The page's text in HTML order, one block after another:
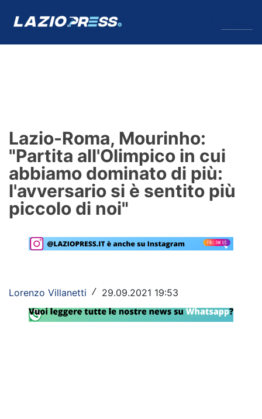
Formello
Infortuni
Primavera
Lazio Women
Social
Lazio-Roma, Mourinho:
"Partita all'Olimpico in cui
abbiamo dominato di più:
l'avversario si è sentito più
piccolo di noi"
Lorenzo Villanetti / 29.09.2021 19:53